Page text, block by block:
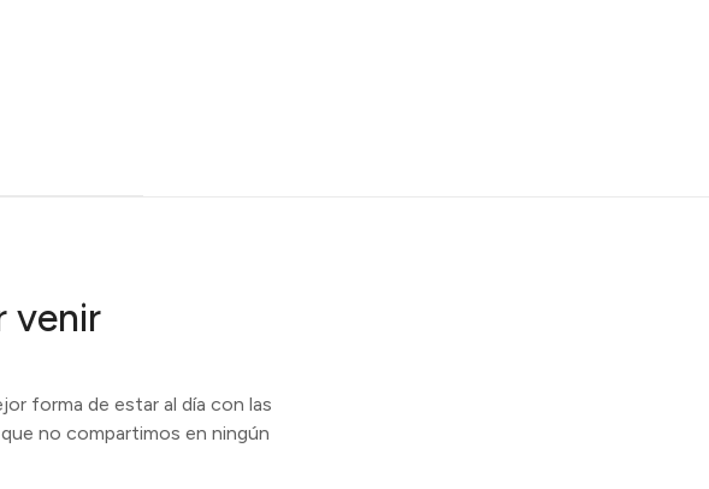
venir
forma de estar al día con las
no compartimos en ningún